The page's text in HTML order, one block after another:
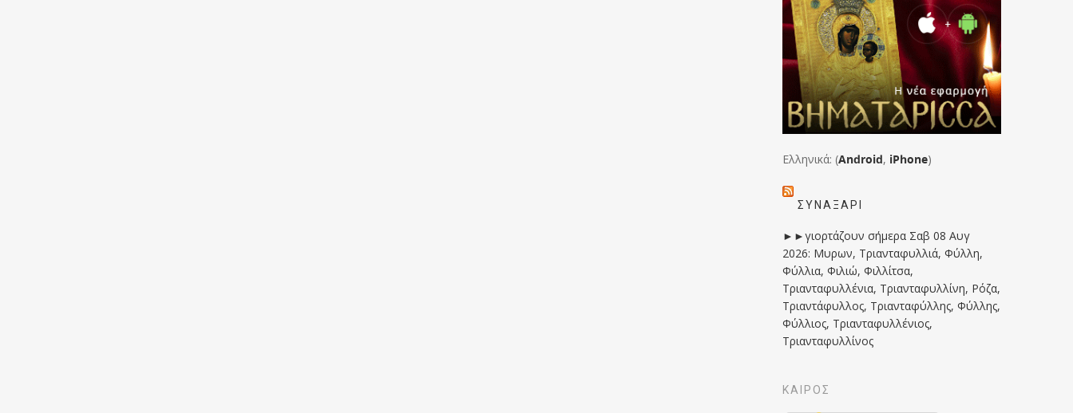
Ελληνικά: (Android, iPhone)
ΣΥΝΑΞΆΡΙ
►►γιορτάζουν σήμερα Σαβ 08 Αυγ
2026: Μυρων, Τριανταφυλλιά, Φύλλη,
Φύλλια, Φιλιώ, Φιλλίτσα,
Τριανταφυλλένια, Τριανταφυλλίνη, Ρόζα,
Τριαντάφυλλος, Τριανταφύλλης, Φύλλης,
Φύλλιος, Τριανταφυλλένιος,
Τριανταφυλλίνος
ΚΑΙΡΟΣ